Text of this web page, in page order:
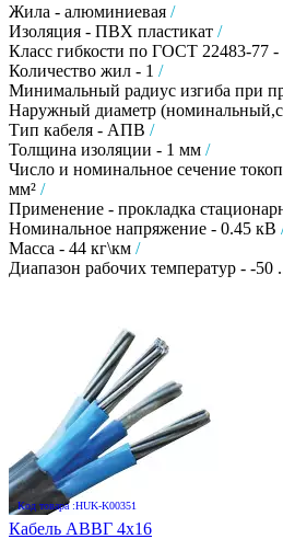
Жила - алюминиевая /
Изоляция - ПВХ пластикат /
Класс гибкости по ГОСТ 22483-77 -
Количество жил - 1 /
Минимальный радиус изгиба при
Наружный диаметр
Тип кабеля - АПВ /
Толщина изоляции - 1 мм /
Число и номинальное сечение
мм² /
Применение - прокладка
Номинальное напряжение - 0.45 кВ
Масса - 44 кг\км /
Диапазон рабочих температур - -50
Код товара :HUK-K00351
Кабель АВВГ 4х16